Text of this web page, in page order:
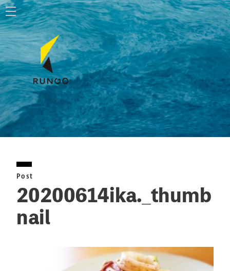
ホーム
株式会社ルンゴ
事業内容
お知らせ
Post
20200614ika._thumb
nail